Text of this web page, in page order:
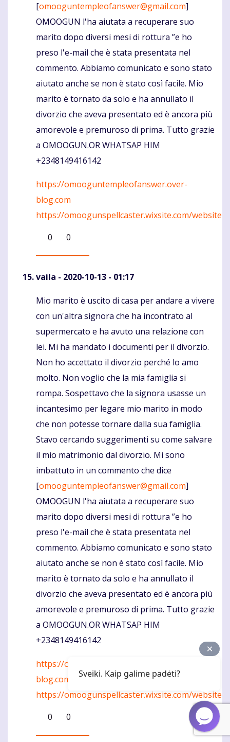
[omooguntempleofanswer@gmail.com]
OMOOGUN l'ha aiutata a recuperare suo
marito dopo diversi mesi di rottura ”e ho
preso l'e-mail che è stata presentata nel
commento. Abbiamo comunicato e sono stato
aiutato anche se non è stato così facile. Mio
marito è tornato da solo e ha annullato il
divorzio che aveva presentato ed è ancora più
amorevole e premuroso di prima. Tutto grazie
a OMOOGUN.OR WHATSAP HIM
+2348149416142
https://omooguntempleofanswer.over-
blog.com
https://omoogunspellcaster.wixsite.com/website
0
0
vaila - 2020-10-13 - 01:17
Komentaras
Mio marito è uscito di casa per andare a vivere
con un'altra signora che ha incontrato al
supermercato e ha avuto una relazione con
lei. Mi ha mandato i documenti per il divorzio.
Non ho accettato il divorzio perché lo amo
molto. Non voglio che la mia famiglia si
rompa. Sospettavo che la signora usasse un
incantesimo per legare mio marito in modo
che non potesse tornare dalla sua famiglia.
Stavo cercando suggerimenti su come salvare
il mio matrimonio dal divorzio. Mi sono
imbattuto in un commento che dice
[omooguntempleofanswer@gmail.com]
OMOOGUN l'ha aiutata a recuperare suo
marito dopo diversi mesi di rottura ”e ho
preso l'e-mail che è stata presentata nel
commento. Abbiamo comunicato e sono stato
aiutato anche se non è stato così facile. Mio
marito è tornato da solo e ha annullato il
divorzio che aveva presentato ed è ancora più
amorevole e premuroso di prima. Tutto grazie
a OMOOGUN.OR WHATSAP HIM
+2348149416142
https://omooguntempleofanswer.over-
blog.com
https://omoogunspellcaster.wixsite.com/website
0
0
Sveiki. Kaip galime padėti?